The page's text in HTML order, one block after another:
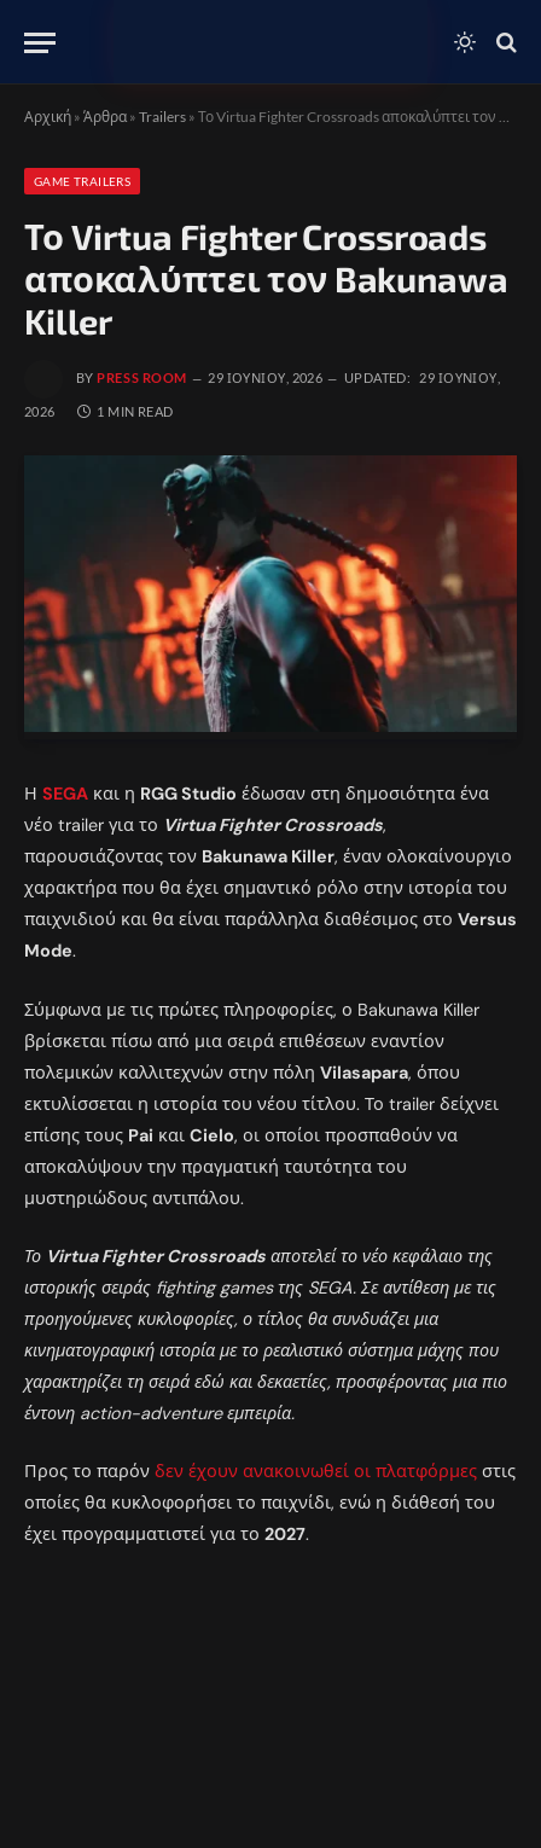
Αρχική » Άρθρα » Trailers » Το Virtua Fighter Crossroads αποκαλύπτει τον Bakunawa Killer
GAME TRAILERS
Το Virtua Fighter Crossroads
αποκαλύπτει τον Bakunawa
Killer
BY PRESS ROOM 29 ΙΟΥΝΊΟΥ, 2026 UPDATED: 29 ΙΟΥΝΊΟΥ,
2026 1 MIN READ
Η SEGA και η RGG Studio έδωσαν στη δημοσιότητα ένα
νέο trailer για το Virtua Fighter Crossroads,
παρουσιάζοντας τον Bakunawa Killer, έναν ολοκαίνουργιο
χαρακτήρα που θα έχει σημαντικό ρόλο στην ιστορία του
παιχνιδιού και θα είναι παράλληλα διαθέσιμος στο Versus
Mode.
Σύμφωνα με τις πρώτες πληροφορίες, ο Bakunawa Killer
βρίσκεται πίσω από μια σειρά επιθέσεων εναντίον
πολεμικών καλλιτεχνών στην πόλη Vilasapara, όπου
εκτυλίσσεται η ιστορία του νέου τίτλου. Το trailer δείχνει
επίσης τους Pai και Cielo, οι οποίοι προσπαθούν να
αποκαλύψουν την πραγματική ταυτότητα του
μυστηριώδους αντιπάλου.
Το Virtua Fighter Crossroads αποτελεί το νέο κεφάλαιο της
ιστορικής σειράς fighting games της SEGA. Σε αντίθεση με τις
προηγούμενες κυκλοφορίες, ο τίτλος θα συνδυάζει μια
κινηματογραφική ιστορία με το ρεαλιστικό σύστημα μάχης που
χαρακτηρίζει τη σειρά εδώ και δεκαετίες, προσφέροντας μια πιο
έντονη action-adventure εμπειρία.
Προς το παρόν δεν έχουν ανακοινωθεί οι πλατφόρμες στις
οποίες θα κυκλοφορήσει το παιχνίδι, ενώ η διάθεσή του
έχει προγραμματιστεί για το 2027.